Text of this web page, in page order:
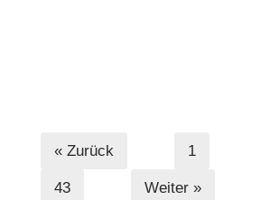
« Zurück 1
43 Weiter »